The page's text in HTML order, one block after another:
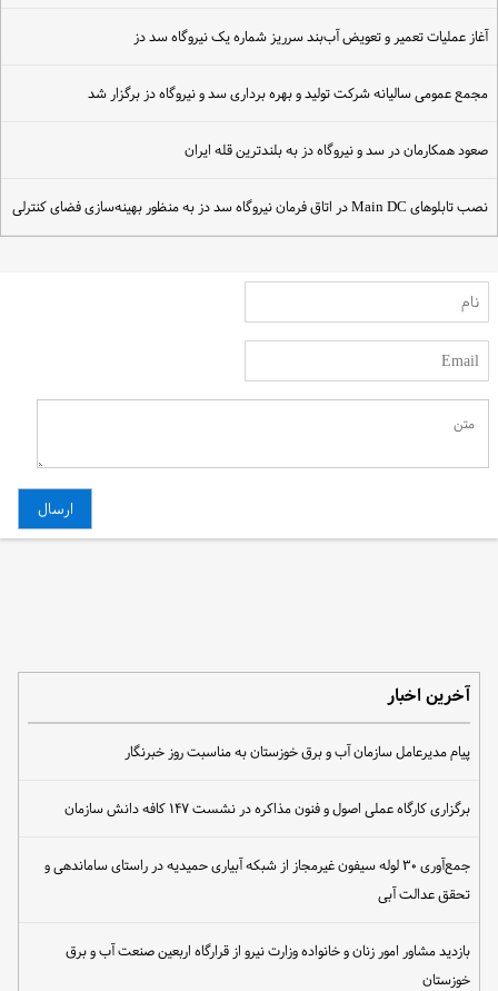
آغاز عملیات تعمیر و تعویض آب‌بند سرریز شماره یک نیروگاه سد دز
مجمع عمومی سالیانه شرکت تولید و بهره برداری سد و نیروگاه دز برگزار شد
صعود همکارمان در سد و نیروگاه دز به بلندترین قله ایران
نصب تابلوهای Main DC در اتاق فرمان نیروگاه سد دز به منظور بهینه‌سازی فضای کنترلی
آخرین اخبار
پیام مدیرعامل سازمان آب و برق خوزستان به مناسبت روز خبرنگار
برگزاری کارگاه عملی اصول و فنون مذاکره در نشست ۱۴۷ کافه دانش سازمان
جمع‌آوری ۳۰ لوله سیفون غیرمجاز از شبکه آبیاری حمیدیه در راستای ساماندهی و
تحقق عدالت آبی
بازدید مشاور امور زنان و خانواده وزارت نیرو از قرارگاه اربعین صنعت آب و برق
خوزستان